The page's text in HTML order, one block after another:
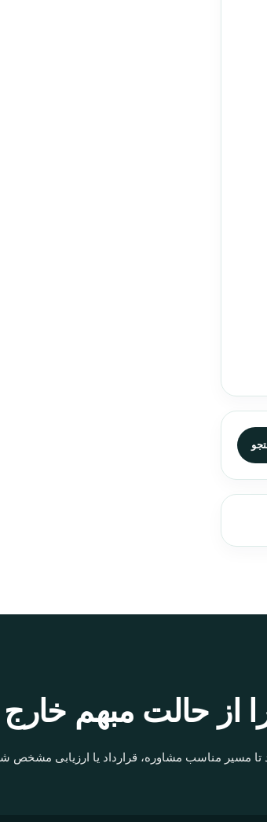
از حالت مبهم خارج
تا مسیر مناسب مشاوره، قرارداد یا ارزیابی مشخص